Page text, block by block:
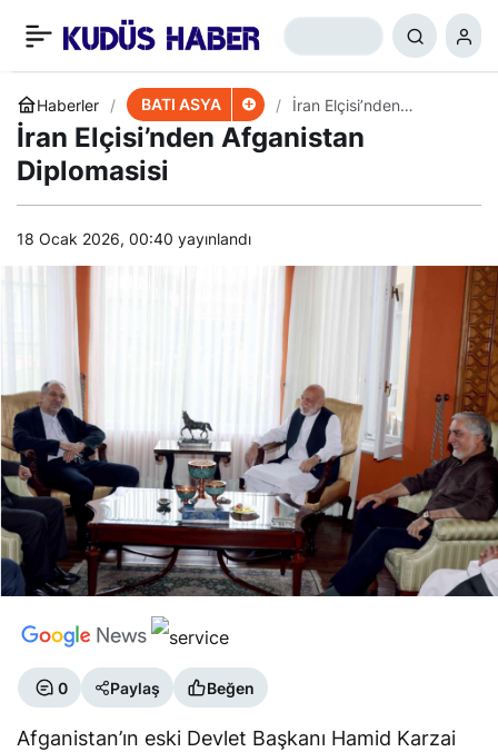
Haberler BATI ASYA
İran Elçisi’nden
Afganistan Diplomasisi
İran Elçisi’nden Afganistan
Diplomasisi
18 Ocak 2026, 00:40 yayınlandı
0 Paylaş Beğen
Afganistan’ın eski Devlet Başkanı Hamid Karzai
el-Hureyzi: Suud-İngiliz
Beraber Çalışıyor
+ 0 Paylaş